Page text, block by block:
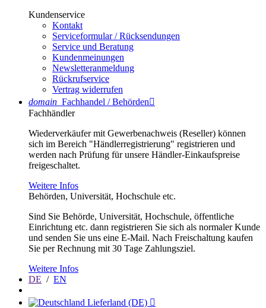
Kundenservice
Kontakt
Serviceformular / Rücksendungen
Service und Beratung
Kundenmeinungen
Newsletteranmeldung
Rückrufservice
Vertrag widerrufen
domain Fachhandel / Behörden
Fachhändler
Wiederverkäufer mit Gewerbenachweis (Reseller) können
sich im Bereich "Händlerregistrierung" registrieren und
werden nach Prüfung für unsere Händler-Einkaufspreise
freigeschaltet.
Weitere Infos
Behörden, Universität, Hochschule etc.
Sind Sie Behörde, Universität, Hochschule, öffentliche
Einrichtung etc. dann registrieren Sie sich als normaler Kunde
und senden Sie uns eine E-Mail. Nach Freischaltung kaufen
Sie per Rechnung mit 30 Tage Zahlungsziel.
Weitere Infos
DE / EN
Lieferland (DE) 